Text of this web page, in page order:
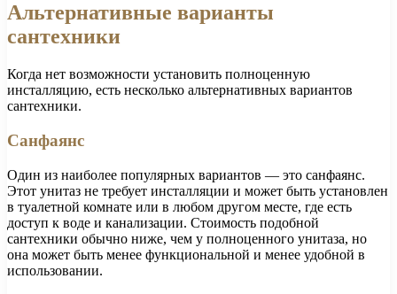
Альтернативные варианты
сантехники
Когда нет возможности установить полноценную
инсталляцию, есть несколько альтернативных вариантов
сантехники.
Санфаянс
Один из наиболее популярных вариантов — это санфаянс.
Этот унитаз не требует инсталляции и может быть установлен
в туалетной комнате или в любом другом месте, где есть
доступ к воде и канализации. Стоимость подобной
сантехники обычно ниже, чем у полноценного унитаза, но
она может быть менее функциональной и менее удобной в
использовании.